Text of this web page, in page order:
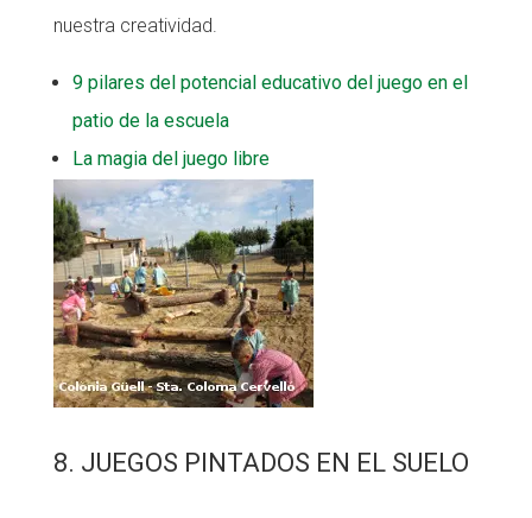
nuestra creatividad.
9 pilares del potencial educativo del juego en el
patio de la escuela
La magia del juego libre
8. JUEGOS PINTADOS EN EL SUELO